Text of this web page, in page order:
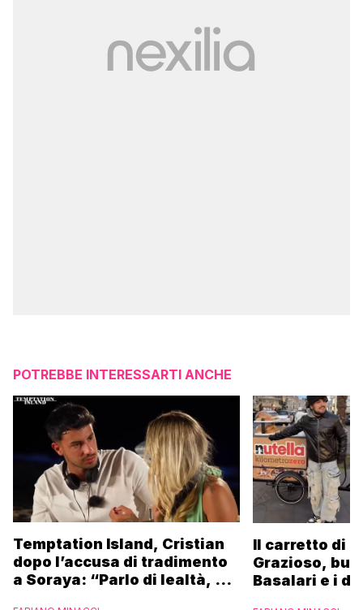
POTREBBE INTERESSARTI ANCHE
Temptation Island, Cristian
dopo l’accusa di tradimento
a Soraya: “Parlo di lealtà, ma
Il carretto di
Grazioso,
Basalari e i